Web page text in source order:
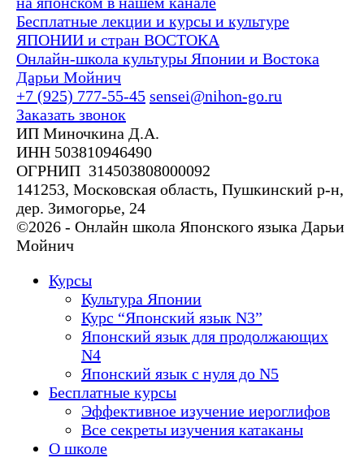
Бесплатные лекции и курсы и культуре
ЯПОНИИ и стран ВОСТОКА
Онлайн-школа культуры Японии и Востока
Дарьи Мойнич
+7 (925) 777-55-45 sensei@nihon-go.ru
Заказать звонок
ИП Миночкина Д.А.
ИНН 503810946490
ОГРНИП 314503808000092
141253, Московская область, Пушкинский р-н,
дер. Зимогорье, 24
©2026 - Онлайн школа Японского языка Дарьи
Мойнич
Курсы
Культура Японии
Курс “Японский язык N3”
Японский язык для продолжающих
N4
Японский язык с нуля до N5
Бесплатные курсы
Эффективное изучение иероглифов
Все секреты изучения катаканы
О школе